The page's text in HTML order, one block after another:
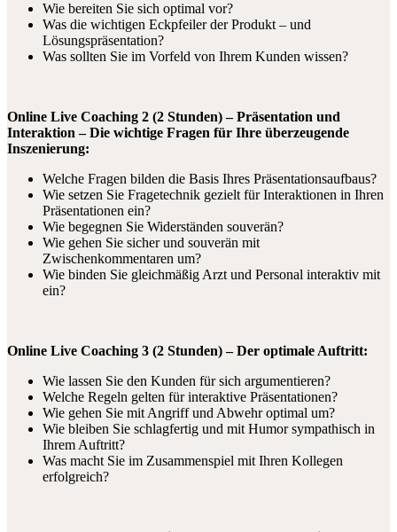
Wie bereiten Sie sich optimal vor?
Was die wichtigen Eckpfeiler der Produkt – und
Lösungspräsentation?
Was sollten Sie im Vorfeld von Ihrem Kunden wissen?
Online Live Coaching 2 (2 Stunden) –Präsentation und
Interaktion – Die wichtige Fragen für Ihre überzeugende
Inszenierung:
Welche Fragen bilden die Basis Ihres Präsentationsaufbaus?
Wie setzen Sie Fragetechnik gezielt für Interaktionen in Ihren
Präsentationen ein?
Wie begegnen Sie Widerständen souverän?
Wie gehen Sie sicher und souverän mit
Zwischenkommentaren um?
Wie binden Sie gleichmäßig Arzt und Personal interaktiv mit
ein?
Online Live Coaching 3 (2 Stunden) –Der optimale Auftritt:
Wie lassen Sie den Kunden für sich argumentieren?
Welche Regeln gelten für interaktive Präsentationen?
Wie gehen Sie mit Angriff und Abwehr optimal um?
Wie bleiben Sie schlagfertig und mit Humor sympathisch in
Ihrem Auftritt?
Was macht Sie im Zusammenspiel mit Ihren Kollegen
erfolgreich?